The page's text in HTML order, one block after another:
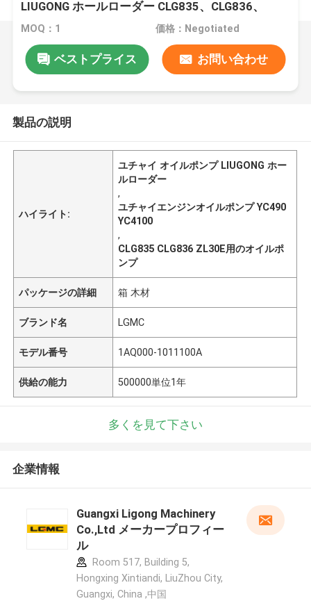
LIUGONG ホールローダー CLG835、CLG836、
ZL30E、CLG906D、CLG908D ユチャイエンジン
YC490、YC4100、YC4102、YC4105
MOQ：1 価格：Negotiated
ベストプライス お問い合わせ
製品の説明
ハイライト:
ユチャイ オイルポンプ LIUGONG ホー
ルローダー
,
ユチャイエンジンオイルポンプ YC490
YC4100
,
CLG835 CLG836 ZL30E用のオイルポ
ンプ
パッケージの詳細 箱 木材
ブランド名 LGMC
モデル番号 1AQ000-1011100A
供給の能力 500000単位1年
多くを見て下さい
企業情報
Guangxi Ligong Machinery
Co.,Ltd メーカープロフィー
ル
Room 517, Building 5,
Hongxing Xintiandi, LiuZhou City,
Guangxi, China ,中国